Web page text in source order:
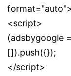
<script>
(adsbygoogle
[]).push({});
</script>